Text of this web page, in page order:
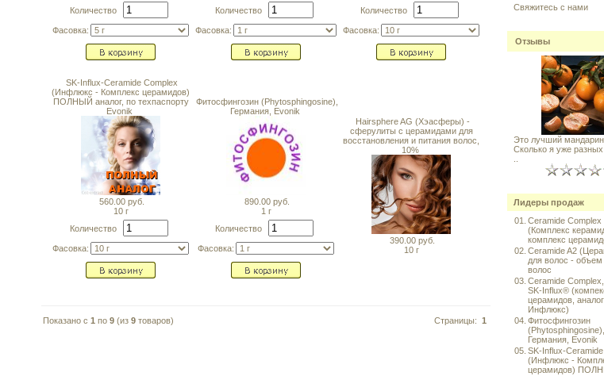
Количество
Фасовка:
Количество
Фасовка:
Количество
Фасовка:
SK-Influx-Ceramide Complex
(Инфлюкс - Комплекс церамидов)
ПОЛНЫЙ аналог, по техпаспорту
Evonik
560.00 руб.
10 г
Количество
Фасовка:
Фитосфингозин (Phytosphingosine),
Германия, Evonik
890.00 руб.
1 г
Количество
Фасовка:
Hairsphere AG (Хэасферы) -
сферулиты с церамидами для
восстановления и питания волос,
10%
390.00 руб.
10 г
Показано с1 по9 (из9 товаров) Страницы:1
Свяжитесь с нами
Отзывы
Это лучший
Сколько я уже
Лидеры продаж
01.
Ceramide Complex
(Комплекс
комплекс
02. Ceramide A2
для волос - объем
волос
03. Ceramide
SK-Influx®
церамидов,
Инфлюкс)
04. Фитосфингозин
Германия, Evonik
05. SK-Influx-
(Инфлюкс -
церамидов)